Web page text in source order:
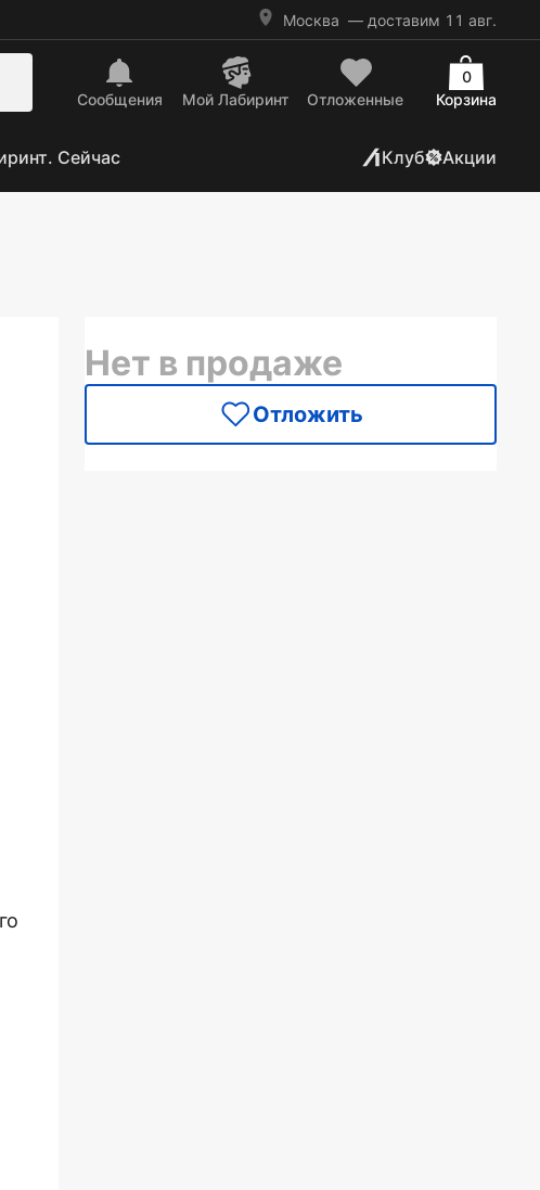
Москва — доставим 11 авг.
Сообщения Mой Лабиринт Отложенные Корзина
0
Сейчас Клуб Акции
Нет в продаже
Отложить